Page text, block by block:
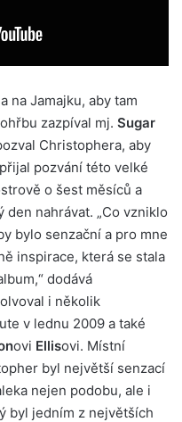
na Jamajku, aby tam
zazpíval mj. Sugar
Christophera, aby
pozvání této velké
o šest měsíců a
nahrávat. „Co vzniklo
bylo senzační a pro mne
inspirace, která se stala
dodává
i několik
v lednu 2009 a také
ovi Ellisovi. Místní
byl největší senzací
nejen podobu, ale i
byl jedním z největších